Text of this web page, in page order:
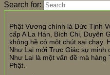
Search for:
Phật Vương chính là Đức Tịnh
cấp A La Hán, Bích Chi, Duyên
không hề có một chút sai
Như Lai mới Trực Giác sự
Như Lai là một vấn đề mà
Phật.